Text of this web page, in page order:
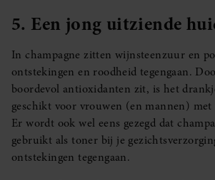
5. Een jong uitziende
In champagne zitten wijnsteenzuur en
ontstekingen en roodheid tegengaan.
boordevol antioxidanten zit, is het
geschikt voor vrouwen (en mannen)
Er wordt ook wel eens gezegd dat
gebruikt als toner bij je
ontstekingen tegengaan.